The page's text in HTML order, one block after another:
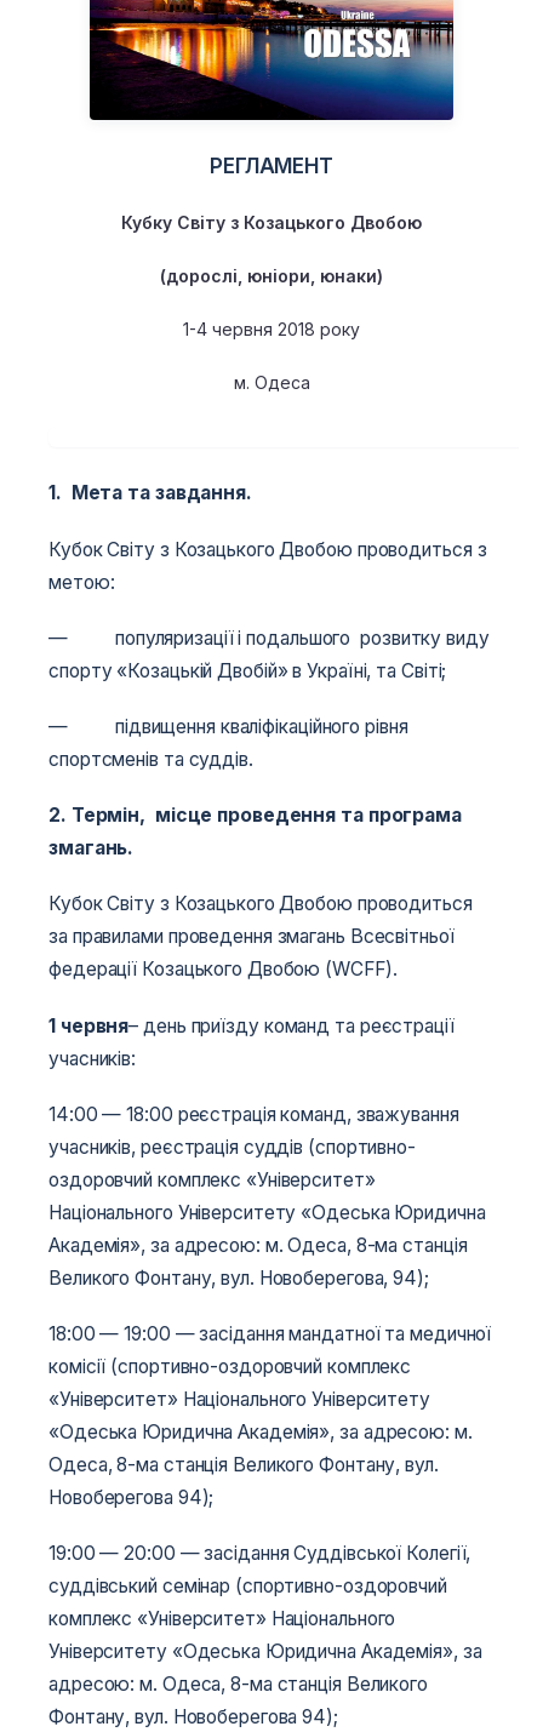
РЕГЛАМЕНТ
Кубку Світу з Козацького Двобою
(дорослі, юніори, юнаки)
1-4 червня 2018 року
м. Одеса
1. Мета та завдання.
Кубок Світу з Козацького Двобою проводиться з
метою:
— популяризації і подальшого розвитку виду
спорту «Козацькій Двобій» в Україні, та Світі;
— підвищення кваліфікаційного рівня
спортсменів та суддів.
2. Термін, місце проведення та програма
змагань.
Кубок Світу з Козацького Двобою проводиться
за правилами проведення змагань Всесвітньої
федерації Козацького Двобою (WCFF).
1 червня– день приїзду команд та реєстрації
учасників:
14:00 — 18:00 реєстрація команд, зважування
учасників, реєстрація суддів (спортивно-
оздоровчий комплекс «Університет»
Національного Університету «Одеська Юридична
Академія», за адресою: м. Одеса, 8-ма станція
Великого Фонтану, вул. Новоберегова, 94);
18:00­­­ — 19:00 — засідання мандатної та медичної
комісії (спортивно-оздоровчий комплекс
«Університет» Національного Університету
«Одеська Юридична Академія», за адресою: м.
Одеса, 8-ма станція Великого Фонтану, вул.
Новоберегова 94);
19:00­­­ — 20:00 — засідання Суддівської Колегії,
суддівський семінар (спортивно-оздоровчий
комплекс «Університет» Національного
Університету «Одеська Юридична Академія», за
адресою: м. Одеса, 8-ма станція Великого
Фонтану, вул. Новоберегова 94);